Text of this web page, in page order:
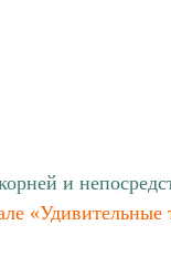
и
«Удивительные